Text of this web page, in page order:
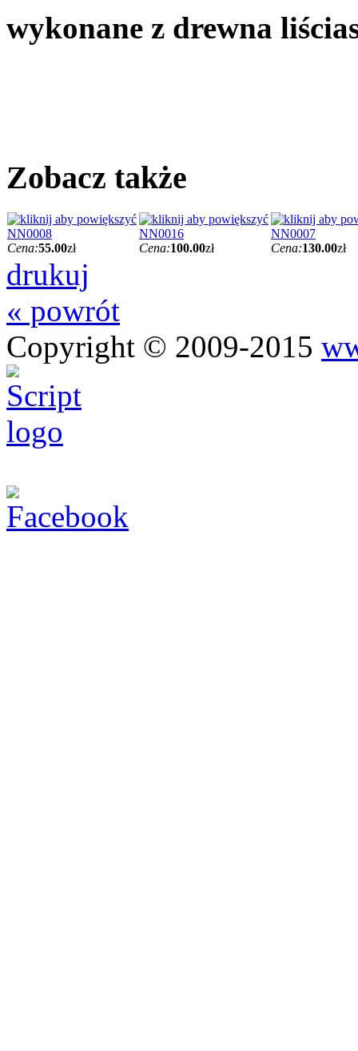
wykonane z drewna
Zobacz także
NN0008
Cena:55.00zł
NN0016
Cena:100.00zł
NN0007
Cena:130.00zł
drukuj
« powrót
Copyright © 2009-2015